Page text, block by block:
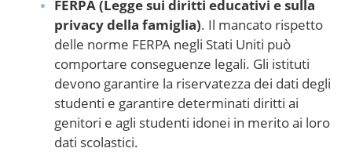
FERPA (Legge sui diritti educativi e sulla
privacy della famiglia). Il mancato rispetto
delle norme FERPA negli Stati Uniti può
comportare conseguenze legali. Gli istituti
devono garantire la riservatezza dei dati degli
studenti e garantire determinati diritti ai
genitori e agli studenti idonei in merito ai loro
dati scolastici.